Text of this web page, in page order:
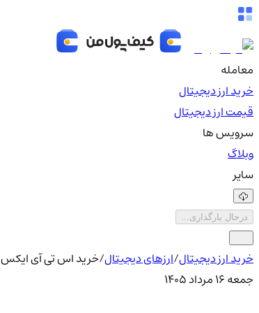
معامله
خرید ارز دیجیتال
قیمت ارز دیجیتال
سرویس ها
وبلاگ
سایر
درحال بارگذاری...
خرید ارز دیجیتال/ارزهای دیجیتال/خرید اس تی آی ایکس
جمعه ۱۶ مرداد ۱۴۰۵